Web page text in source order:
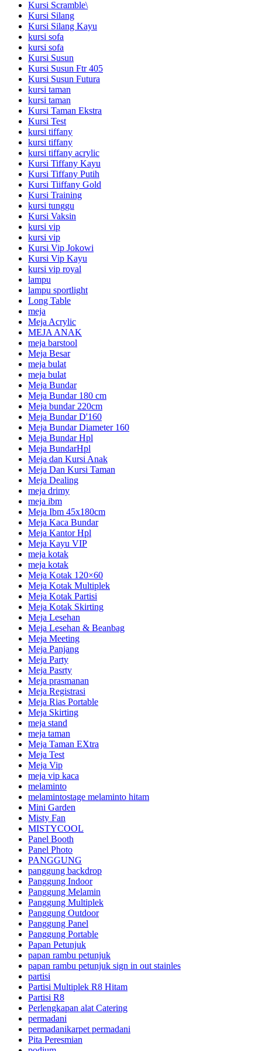
Kursi Scramble\
Kursi Silang
Kursi Silang Kayu
kursi sofa
kursi sofa
Kursi Susun
Kursi Susun Ftr 405
Kursi Susun Futura
kursi taman
kursi taman
Kursi Taman Ekstra
Kursi Test
kursi tiffany
kursi tiffany
kursi tiffany acrylic
Kursi Tiffany Kayu
Kursi Tiffany Putih
Kursi Tiiffany Gold
Kursi Training
kursi tunggu
Kursi Vaksin
kursi vip
kursi vip
Kursi Vip Jokowi
Kursi Vip Kayu
kursi vip royal
lampu
lampu sportlight
Long Table
meja
Meja Acrylic
MEJA ANAK
meja barstool
Meja Besar
meja bulat
meja bulat
Meja Bundar
Meja Bundar 180 cm
Meja bundar 220cm
Meja Bundar D'160
Meja Bundar Diameter 160
Meja Bundar Hpl
Meja BundarHpl
Meja dan Kursi Anak
Meja Dan Kursi Taman
Meja Dealing
meja drimy
meja ibm
Meja Ibm 45x180cm
Meja Kaca Bundar
Meja Kantor Hpl
Meja Kayu VIP
meja kotak
meja kotak
Meja Kotak 120×60
Meja Kotak Multiplek
Meja Kotak Partisi
Meja Kotak Skirting
Meja Lesehan
Meja Lesehan & Beanbag
Meja Meeting
Meja Panjang
Meja Party
Meja Pasrty
Meja prasmanan
Meja Registrasi
Meja Rias Portable
Meja Skirting
meja stand
meja taman
Meja Taman EXtra
Meja Test
Meja Vip
meja vip kaca
melaminto
melamintostage melaminto hitam
Mini Garden
Misty Fan
MISTYCOOL
Panel Booth
Panel Photo
PANGGUNG
panggung backdrop
Panggung Indoor
Panggung Melamin
Panggung Multiplek
Panggung Outdoor
Panggung Panel
Panggung Portable
Papan Petunjuk
papan rambu petunjuk
papan rambu petunjuk sign in out stainles
partisi
Partisi Multiplek R8 Hitam
Partisi R8
Perlengkapan alat Catering
permadani
permadanikarpet permadani
Pita Peresmian